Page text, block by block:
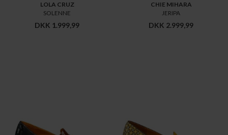
LOLA CRUZ
SOLENNE
DKK 1.999,99
CHIE MIHARA
JERIPA
DKK 2.999,99